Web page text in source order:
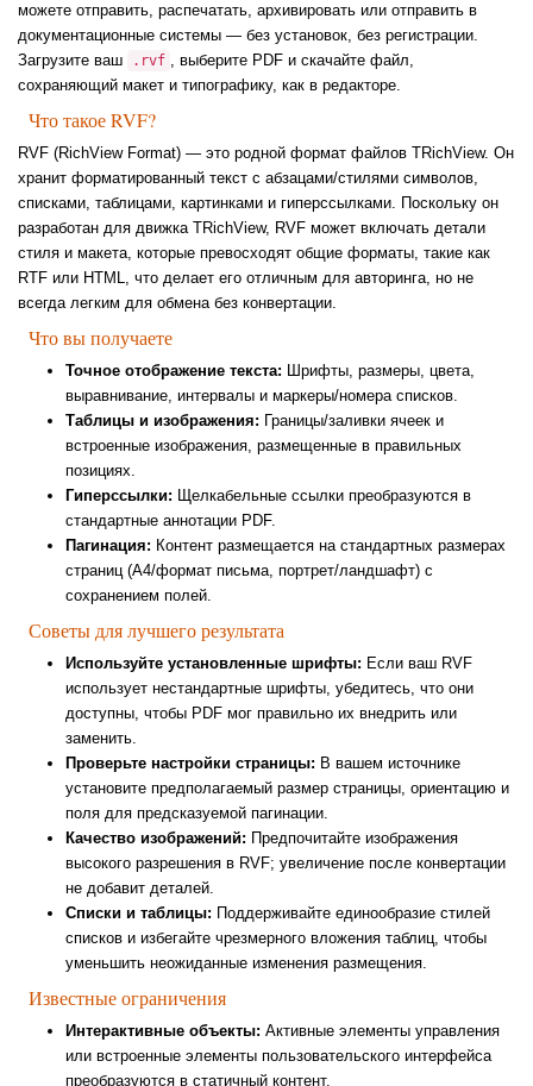
можете отправить, распечатать, архивировать или отправить в
документационные системы — без установок, без регистрации.
Загрузите ваш
.rvf , выберите PDF и скачайте файл,
сохраняющий макет и типографику, как в редакторе.
Что такое RVF?
RVF (RichView Format) — это родной формат файлов TRichView. Он
хранит форматированный текст с абзацами/стилями символов,
списками, таблицами, картинками и гиперссылками. Поскольку он
разработан для движка TRichView, RVF может включать детали
стиля и макета, которые превосходят общие форматы, такие как
RTF или HTML, что делает его отличным для авторинга, но не
всегда легким для обмена без конвертации.
Что вы получаете
Точное отображение текста: Шрифты, размеры, цвета,
выравнивание, интервалы и маркеры/номера списков.
Таблицы и изображения: Границы/заливки ячеек и
встроенные изображения, размещенные в правильных
позициях.
Гиперссылки: Щелкабельные ссылки преобразуются в
стандартные аннотации PDF.
Пагинация: Контент размещается на стандартных размерах
страниц (А4/формат письма, портрет/ландшафт) с
сохранением полей.
Советы для лучшего результата
Используйте установленные шрифты: Если ваш RVF
использует нестандартные шрифты, убедитесь, что они
доступны, чтобы PDF мог правильно их внедрить или
заменить.
Проверьте настройки страницы: В вашем источнике
установите предполагаемый размер страницы, ориентацию и
поля для предсказуемой пагинации.
Качество изображений: Предпочитайте изображения
высокого разрешения в RVF; увеличение после конвертации
не добавит деталей.
Списки и таблицы: Поддерживайте единообразие стилей
списков и избегайте чрезмерного вложения таблиц, чтобы
уменьшить неожиданные изменения размещения.
Известные ограничения
Интерактивные объекты: Активные элементы управления
или встроенные элементы пользовательского интерфейса
преобразуются в статичный контент.